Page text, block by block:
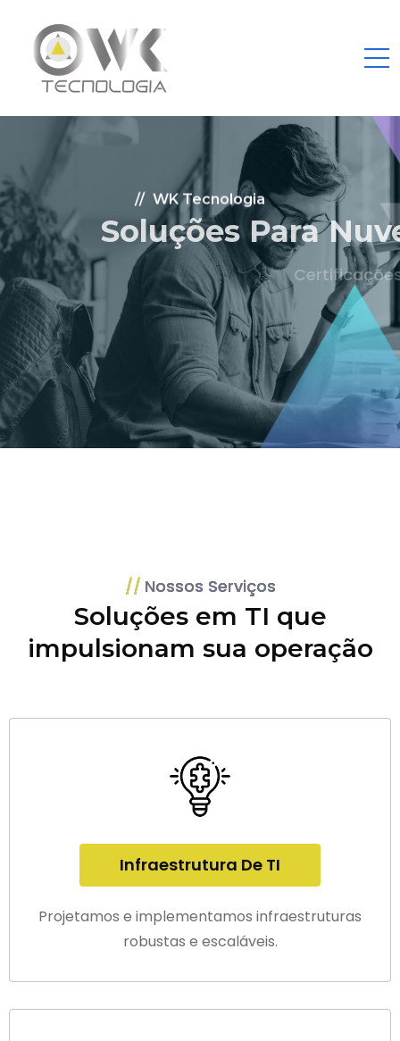
WK Tecnologia
Soluções Para Nuvem.
Certificações: AWS Partner, Microsoft Gold
Fale Conosco
Nossos Serviços
Soluções em TI que
impulsionam sua operação
Infraestrutura De TI
Projetamos e implementamos infraestruturas
robustas e escaláveis.